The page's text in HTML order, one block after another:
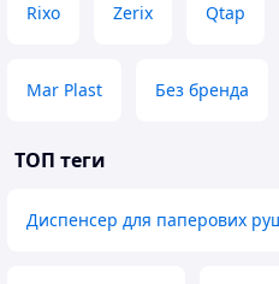
Rixo Zerix Qtap
Mar Plast Без бренда
ТОП теги
Диспенсер для паперових